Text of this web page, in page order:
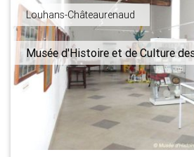
Louhans-Châteaurenaud
Musée d'Histoire et de Culture